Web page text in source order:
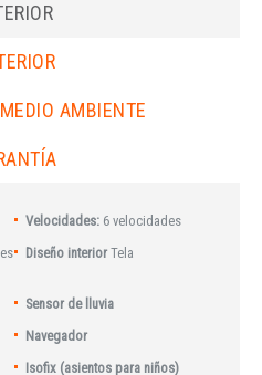
AMBIENTE
Velocidades: 6 velocidades
Diseño interior Tela
Sensor de lluvia
Navegador
Isofix (asientos para niños)